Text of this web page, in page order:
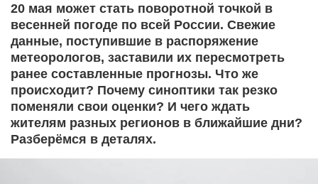
20 мая может стать поворотной точкой в
весенней погоде по всей России. Свежие
данные, поступившие в распоряжение
метеорологов, заставили их пересмотреть
ранее составленные прогнозы. Что же
происходит? Почему синоптики так резко
поменяли свои оценки? И чего ждать
жителям разных регионов в ближайшие дни?
Разберёмся в деталях.